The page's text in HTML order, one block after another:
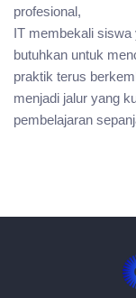
profesional,
IT membekali siswa
butuhkan untuk
praktik terus
menjadi jalur yang
pembelajaran